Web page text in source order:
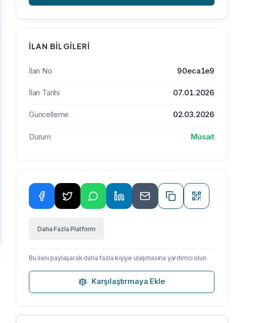
İLAN BILGILERI
İlan No 90eca1e9
İlan Tarihi 07.01.2026
Güncelleme 02.03.2026
Durum Müsait
Daha Fazla Platform
Bu ilanı paylaşarak daha fazla kişiye ulaşmasına yardımcı olun
Karşılaştırmaya Ekle